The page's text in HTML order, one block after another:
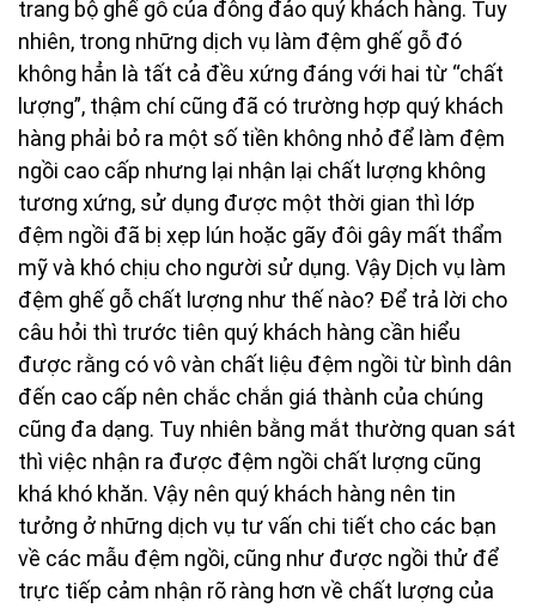
trang bộ ghế gỗ của đông đảo quý khách hàng. Tuy
nhiên, trong những dịch vụ làm đệm ghế gỗ đó
không hẳn là tất cả đều xứng đáng với hai từ “chất
lượng”, thậm chí cũng đã có trường hợp quý khách
hàng phải bỏ ra một số tiền không nhỏ để làm đệm
ngồi cao cấp nhưng lại nhận lại chất lượng không
tương xứng, sử dụng được một thời gian thì lớp
đệm ngồi đã bị xẹp lún hoặc gãy đôi gây mất thẩm
mỹ và khó chịu cho người sử dụng. Vậy Dịch vụ làm
đệm ghế gỗ chất lượng như thế nào? Để trả lời cho
câu hỏi thì trước tiên quý khách hàng cần hiểu
được rằng có vô vàn chất liệu đệm ngồi từ bình dân
đến cao cấp nên chắc chắn giá thành của chúng
cũng đa dạng. Tuy nhiên bằng mắt thường quan sát
thì việc nhận ra được đệm ngồi chất lượng cũng
khá khó khăn. Vậy nên quý khách hàng nên tin
tưởng ở những dịch vụ tư vấn chi tiết cho các bạn
về các mẫu đệm ngồi, cũng như được ngồi thử để
trực tiếp cảm nhận rõ ràng hơn về chất lượng của